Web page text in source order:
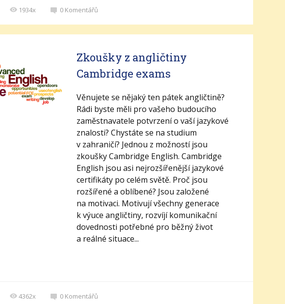
1934x 0 Komentářů
Zkoušky z angličtiny
Cambridge exams
Věnujete se nějaký ten pátek angličtině?
Rádi byste měli pro vašeho budoucího
zaměstnavatele potvrzení o vaší jazykové
znalosti? Chystáte se na studium
v zahraničí? Jednou z možností jsou
zkoušky Cambridge English. Cambridge
English jsou asi nejrozšířenější jazykové
certifikáty po celém světě. Proč jsou
rozšířené a oblíbené? Jsou založené
na motivaci. Motivují všechny generace
k výuce angličtiny, rozvíjí komunikační
dovednosti potřebné pro běžný život
a reálné situace...
4362x 0 Komentářů